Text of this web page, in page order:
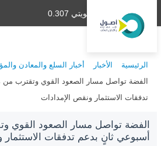
دينار كويتي 0.307
الرئيسية الأخبار
أخبار السلع والمعادن
الفضة تواصل مسار الصعود القوي وتقترب
تدفقات الاستثمار ونقص الإمدادات
الفضة تواصل مسار الصعود
أسبوعي ثانٍ بدعم تدفقات